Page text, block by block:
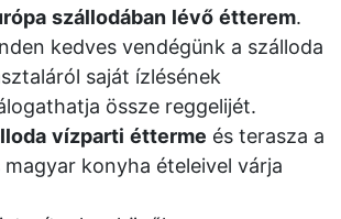
szállodában lévő étterem.
kedves vendégünk a szálloda
saját ízlésének
össze reggelijét.
vízparti étterme és terasza a
konyha ételeivel várja